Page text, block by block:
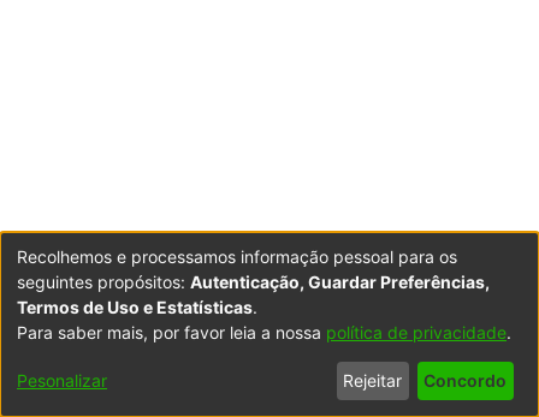
Powered by DSpace Copyright © 2003-2026LYRASIS
Configurações
Política de
Privacidade
Termos
de Uso
Contacte-
nos
Recolhemos e processamos informação pessoal para os
seguintes propósitos: Autenticação, Guardar Preferências,
Termos de Uso e Estatísticas.
Para saber mais, por favor leia a nossa política de privacidade.
Pesonalizar Rejeitar Concordo